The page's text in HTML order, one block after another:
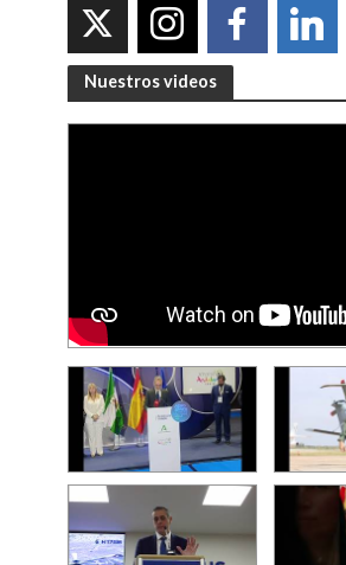
Nuestros videos